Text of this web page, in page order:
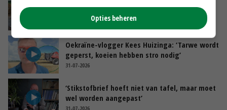
Oekraïne-vlogger Kees Huizinga: ‘Tarwe wordt
geperst, koeien hebben stro nodig’
31-07-2026
‘Stikstofbrief hoeft niet van tafel, maar moet
wel worden aangepast’
31-07-2026
Opties beheren